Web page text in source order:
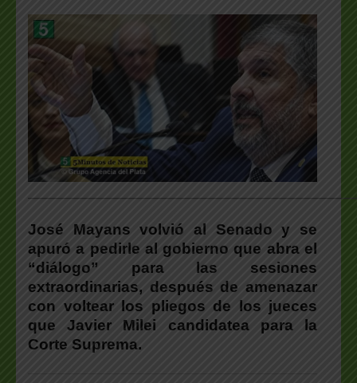
José Mayans volvió al Senado y se
apuró a pedirle al gobierno que abra el
“diálogo” para las sesiones
extraordinarias, después de amenazar
con voltear los pliegos de los jueces
que Javier Milei candidatea para la
Corte Suprema.